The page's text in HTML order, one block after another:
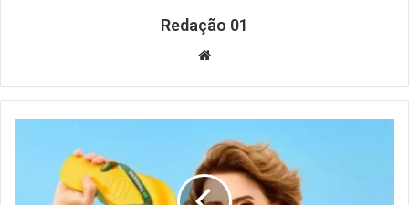
Redação 01
Website